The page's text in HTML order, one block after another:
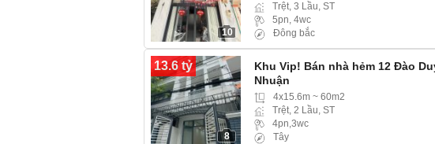
10
Trệt, 3 Lầu, ST
5pn, 4wc
Đông bắc
13.6 tỷ
8
Khu Vip! Bán nhà hẻm 12 Đào
Nhuận
4x15.6m ~ 60m2
Trệt, 2 Lầu, ST
4pn,3wc
Tây